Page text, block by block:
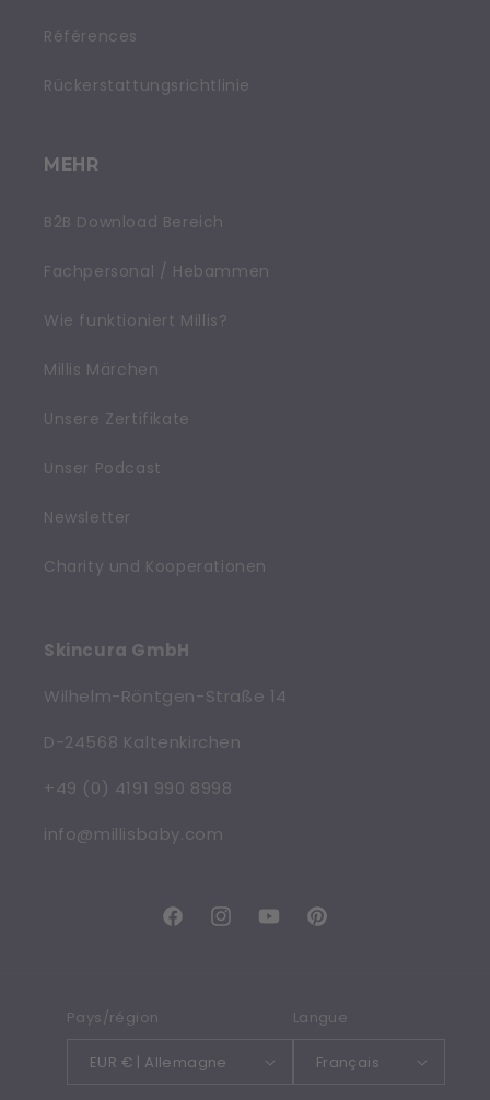
Références
Rückerstattungsrichtlinie
MEHR
B2B Download Bereich
Fachpersonal / Hebammen
Wie funktioniert Millis?
Millis Märchen
Unsere Zertifikate
Unser Podcast
Newsletter
Charity und Kooperationen
Skincura GmbH
Wilhelm-Röntgen-Straße 14
D-24568 Kaltenkirchen
+49 (0) 4191 990 8998
info@millisbaby.com
FacebookInstagramYouTubePinterest
Pays/région
EUR € | Allemagne
Langue
Français